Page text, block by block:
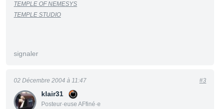
TEMPLE OF NEMESYS
TEMPLE STUDIO
signaler
klair31
Posteur·euse AFfiné·e
02 Décembre 2004 à 11:47 #3